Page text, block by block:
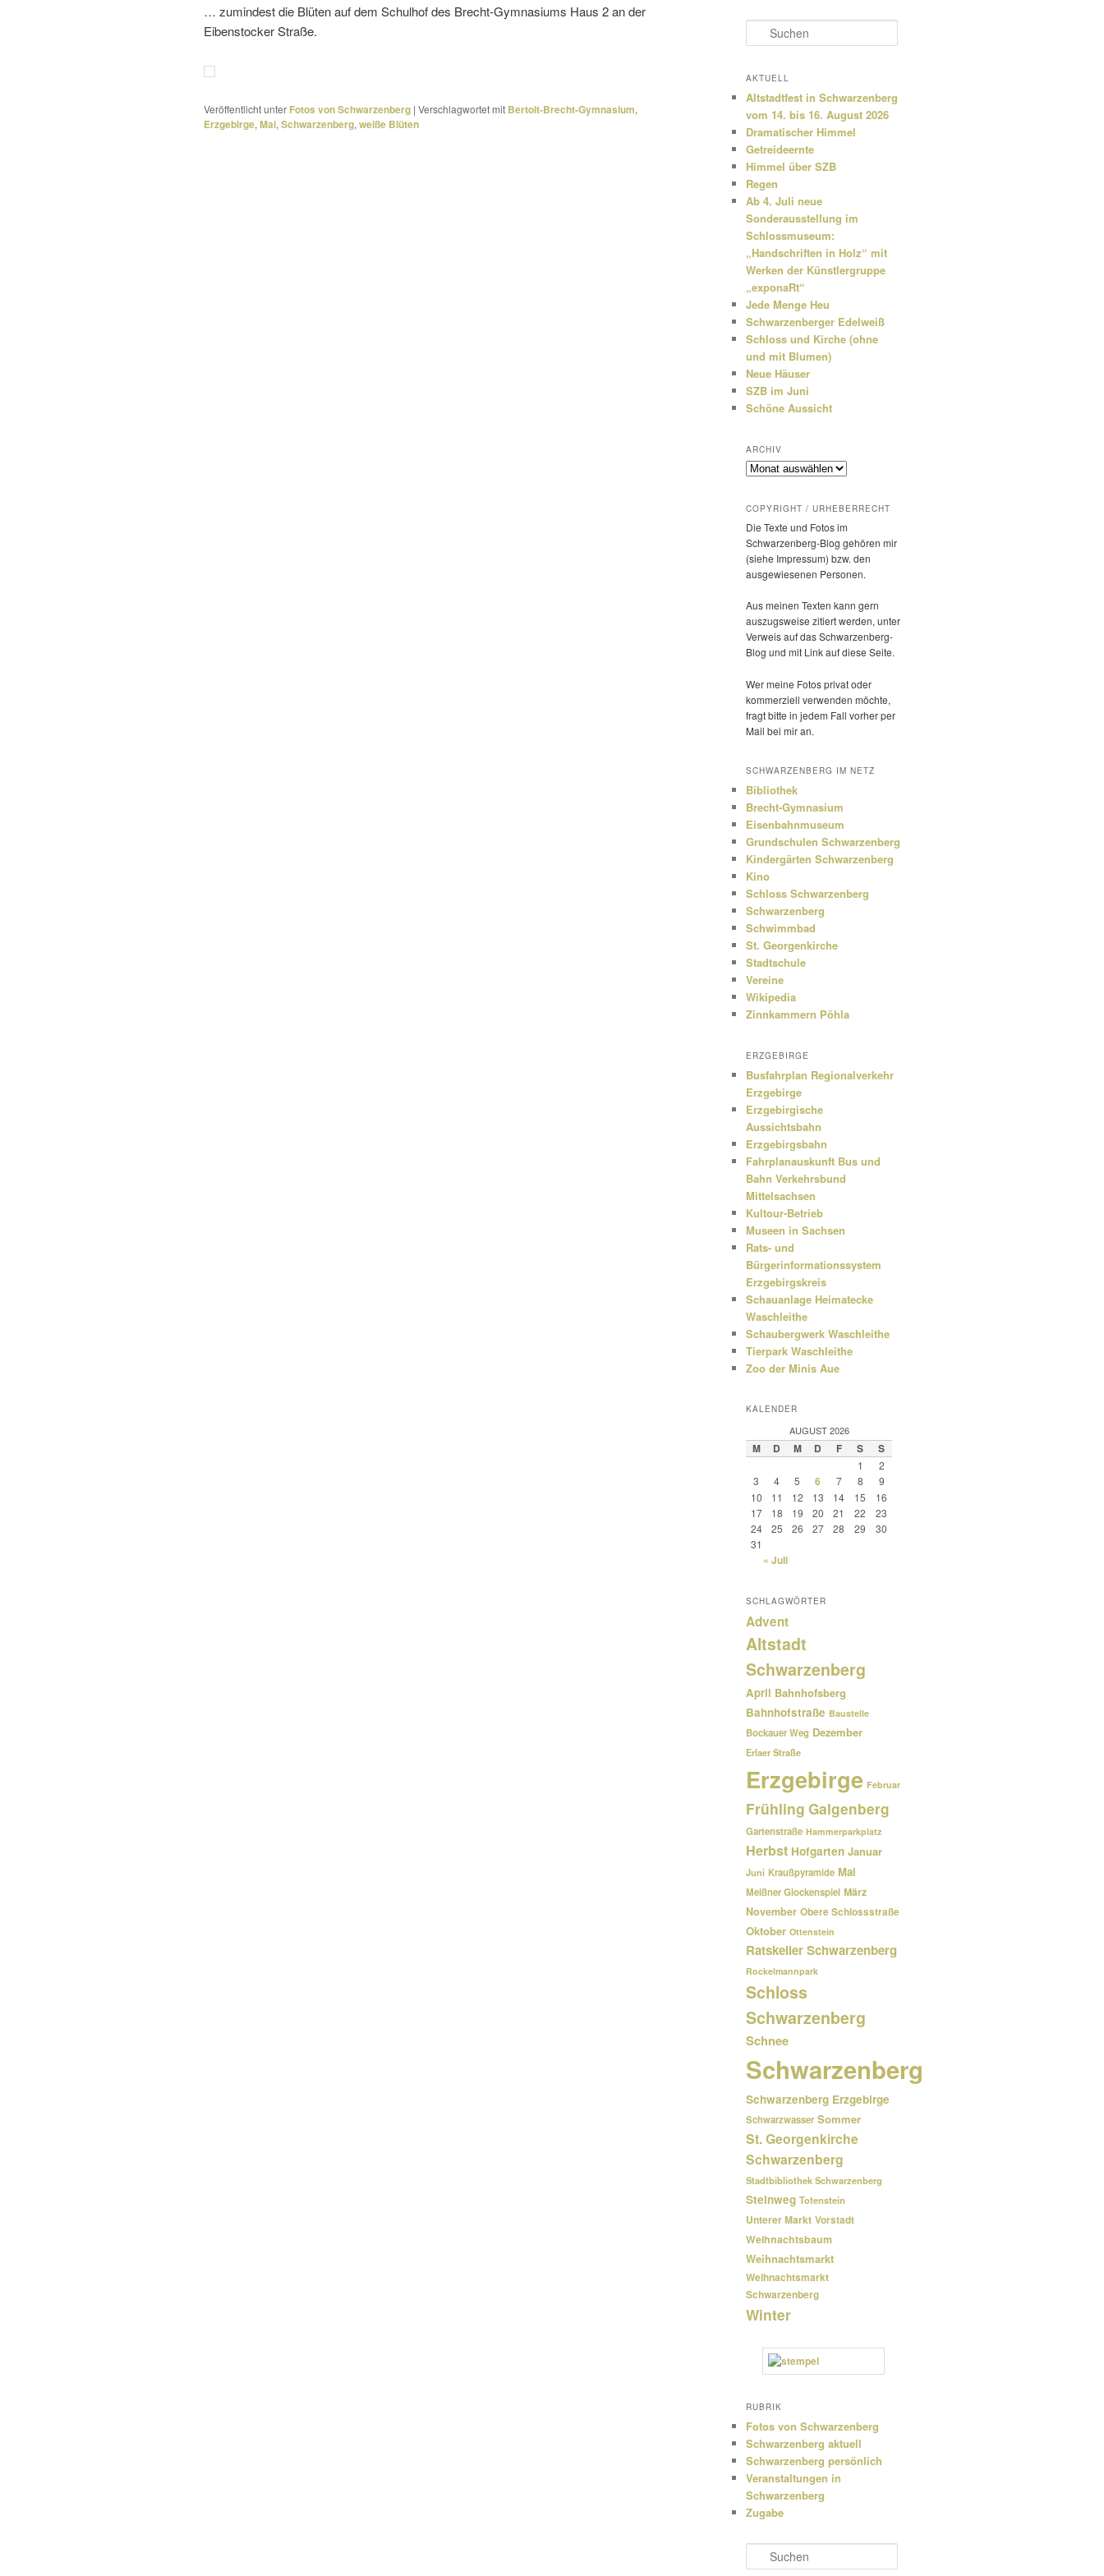
… zumin­dest die Blüten auf dem Schulhof des Brecht-Gymnasiums Haus 2 an der
Eibenstocker Straße.
Veröffentlicht unter Fotos von Schwarzenberg | Verschlagwortet mit Bertolt-Brecht-Gymnasium,
Erzgebirge, Mai, Schwarzenberg, weiße Blüten
u
h
n
AKTUELL
Altstadtfest in Schwarzenberg
vom 14. bis 16. August 2026
Dramatischer Himmel
Getreideernte
Himmel über SZB
Regen
Ab 4. Juli neue
Sonderausstellung im
Schlossmuseum:
„Handschriften in Holz“ mit
Werken der Künstlergruppe
„exponaRt“
Jede Menge Heu
Schwarzenberger Edelweiß
Schloss und Kirche (ohne
und mit Blumen)
Neue Häuser
SZB im Juni
Schöne Aussicht
ARCHIV
Archiv
COPYRIGHT / URHEBERRECHT
Die Texte und Fotos im
Schwarzenberg-Blog gehören mir
(siehe Impressum) bzw. den
ausge­wie­senen Personen.
Aus meinen Texten kann gern
auszugs­weise zitiert werden, unter
Verweis auf das Schwarzenberg-
Blog und mit Link auf diese Seite.
Wer meine Fotos privat oder
kommer­ziell verwenden möchte,
fragt bitte in jedem Fall vorher per
Mail bei mir an.
SCHWARZENBERG IM NETZ
Bibliothek
Brecht-Gymnasium
Eisenbahnmuseum
Grundschulen Schwarzenberg
Kindergärten Schwarzenberg
Kino
Schloss Schwarzenberg
Schwarzenberg
Schwimmbad
St. Georgenkirche
Stadtschule
Vereine
Wikipedia
Zinnkammern Pöhla
ERZGEBIRGE
Busfahrplan Regionalverkehr
Erzgebirge
Erzgebirgische
Aussichtsbahn
Erzgebirgsbahn
Fahrplanauskunft Bus und
Bahn Verkehrsbund
Mittelsachsen
Kultour-Betrieb
Museen in Sachsen
Rats- und
Bürgerinformationssystem
Erzgebirgskreis
Schauanlage Heimatecke
Waschleithe
Schaubergwerk Waschleithe
Tierpark Waschleithe
Zoo der Minis Aue
KALENDER
AUGUST 2026
M D M D F S S
1
2
3
4 5 6 7 8
9
10
11 12 13 14 15
16
17
18 19 20 21 22
23
24
25 26 27 28 29
30
31
« Juli
SCHLAGWÖRTER
Advent
Altstadt
Schwarzenberg
April Bahnhofsberg
Bahnhofstraße Baustelle
Bockauer Weg Dezember
Erlaer Straße
Erzgebirge Februar
Frühling Galgenberg
Gartenstraße Hammerparkplatz
Herbst Hofgarten Januar
Juni Kraußpyramide Mai
Meißner Glockenspiel März
November Obere Schlossstraße
Oktober Ottenstein
Ratskeller Schwarzenberg
Rockelmannpark
Schloss
Schwarzenberg
Schnee
Schwarzenberg
Schwarzenberg Erzgebirge
Schwarzwasser Sommer
St. Georgenkirche
Schwarzenberg
Stadtbibliothek Schwarzenberg
Steinweg Totenstein
Unterer Markt Vorstadt
Weihnachtsbaum
Weihnachtsmarkt
Weihnachtsmarkt
Schwarzenberg
Winter
RUBRIK
Fotos von Schwarzenberg
Schwarzenberg aktuell
Schwarzenberg persönlich
Veranstaltungen in
Schwarzenberg
Zugabe
u